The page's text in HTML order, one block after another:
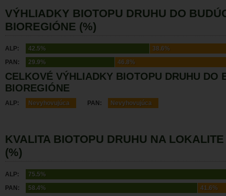
VÝHLIADKY BIOTOPU DRUHU DO
BIOREGIÓNE (%)
ALP: 42.5%
38.6%
PAN:
29.9% 46.8%
CELKOVÉ VÝHLIADKY BIOTOPU DRUHU DO
BIOREGIÓNE
ALP: Nevyhovujúca PAN: Nevyhovujúca
KVALITA BIOTOPU DRUHU NA
(%)
ALP:
75.5%
PAN:
58.4% 41.6%